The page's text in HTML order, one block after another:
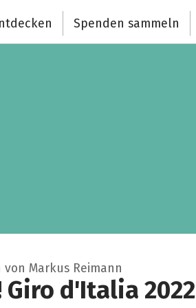
Spenden sammeln
Markus Reimann
Giro d'Italia 2022